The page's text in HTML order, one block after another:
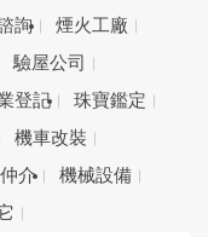
詢
煙火工廠
驗屋公司
登記
珠寶鑑定
機車改裝
介
機械設備